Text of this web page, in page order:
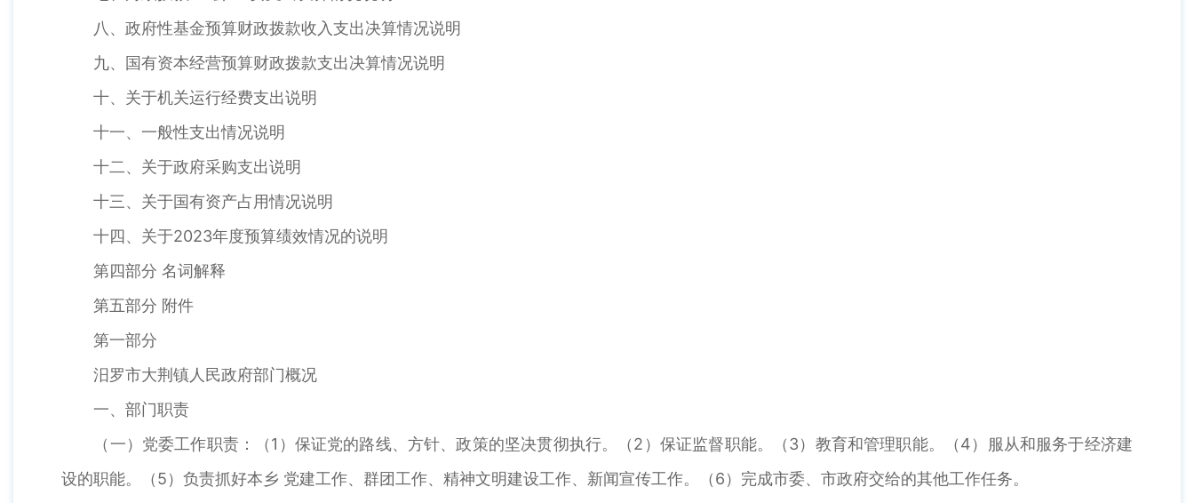
八、政府性基金预算财政拨款收入支出决算情况说明
九、国有资本经营预算财政拨款支出决算情况说明
十、关于机关运行经费支出说明
十一、一般性支出情况说明
十二、关于政府采购支出说明
十三、关于国有资产占用情况说明
十四、关于2023年度预算绩效情况的说明
第四部分 名词解释
第五部分 附件
第一部分
汨罗市大荆镇人民政府部门概况
一、部门职责
（一）党委工作职责：（1）保证党的路线、方针、政策的坚决贯彻执行。（2）保证监督职能。（3）教育和管理职能。（4）服从和服务于经济建
设的职能。（5）负责抓好本乡 党建工作、群团工作、精神文明建设工作、新闻宣传工作。（6）完成市委、市政府交给的其他工作任务。